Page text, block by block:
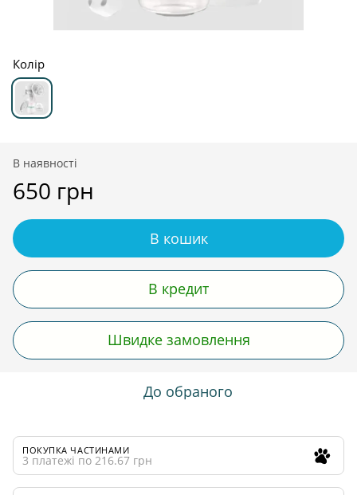
Колір
В наявності
650 грн
В кошик
В кредит
Швидке замовлення
До обраного
ПОКУПКА ЧАСТИНАМИ
3 платежі по 216.67 грн